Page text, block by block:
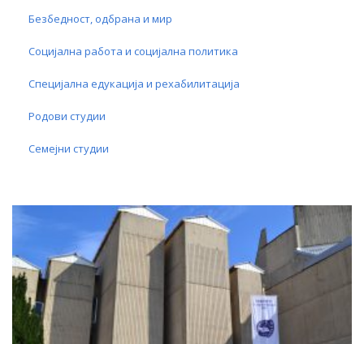
Безбедност, одбрана и мир
Социјална работа и социјална политика
Специјална едукација и рехабилитација
Родови студии
Семејни студии